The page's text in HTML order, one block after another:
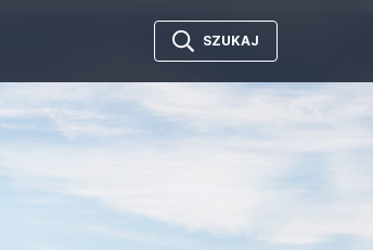
SZUKAJ